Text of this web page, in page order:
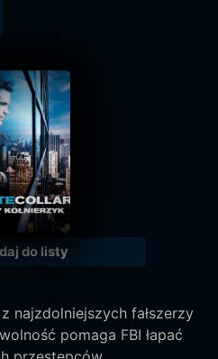
do listy
najzdolniejszych fałszerzy
pomaga FBI łapać